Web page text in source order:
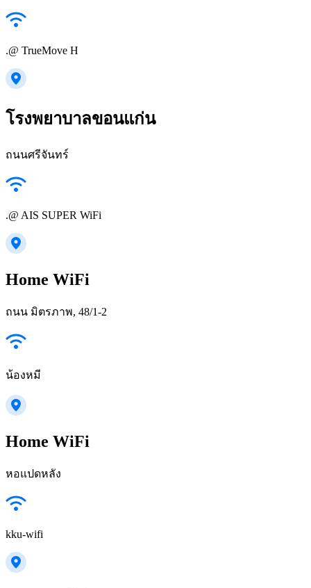
.@ TrueMove H
โรงพยาบาลขอนแก่น
ถนนศรีจันทร์
.@ AIS SUPER WiFi
Home WiFi
ถนน มิตรภาพ, 48/1-2
น้องหมี
Home WiFi
หอแปดหลัง
kku-wifi